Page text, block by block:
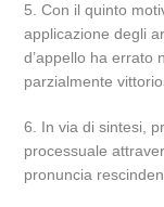
5. Con il quinto
applicazione degli
d’appello ha errato
parzialmente
6. In via di sintesi,
processuale
pronuncia